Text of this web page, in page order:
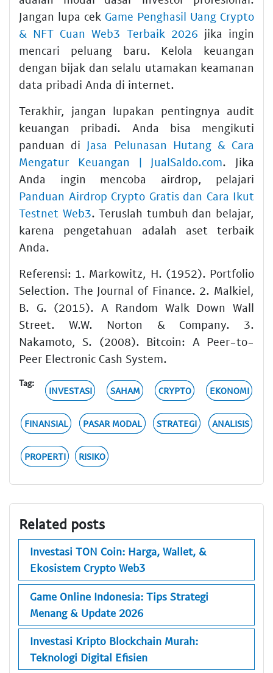
Jangan lupa cek Game Penghasil Uang Crypto
& NFT Cuan Web3 Terbaik 2026 jika ingin
mencari peluang baru. Kelola keuangan
dengan bijak dan selalu utamakan keamanan
data pribadi Anda di internet.
Terakhir, jangan lupakan pentingnya audit
keuangan pribadi. Anda bisa mengikuti
panduan di Jasa Pelunasan Hutang & Cara
Mengatur Keuangan | JualSaldo.com. Jika
Anda ingin mencoba airdrop, pelajari
Panduan Airdrop Crypto Gratis dan Cara Ikut
Testnet Web3. Teruslah tumbuh dan belajar,
karena pengetahuan adalah aset terbaik
Anda.
Referensi: 1. Markowitz, H. (1952). Portfolio
Selection. The Journal of Finance. 2. Malkiel,
B. G. (2015). A Random Walk Down Wall
Street. W.W. Norton & Company. 3.
Nakamoto, S. (2008). Bitcoin: A Peer-to-
Peer Electronic Cash System.
Tag:
INVESTASI SAHAM CRYPTO EKONOMI
FINANSIAL PASAR MODAL STRATEGI ANALISIS
PROPERTI RISIKO
Related posts
Investasi TON Coin: Harga, Wallet, &
Ekosistem Crypto Web3
Game Online Indonesia: Tips Strategi
Menang & Update 2026
Investasi Kripto Blockchain Murah:
Teknologi Digital Efisien